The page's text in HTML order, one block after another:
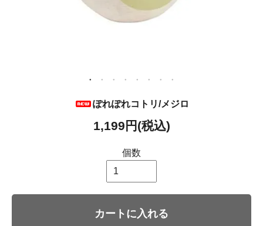
ぽれぽれコトリ/メジロ
1,199円(税込)
個数
カートに入れる